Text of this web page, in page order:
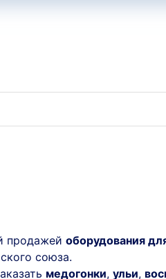
продажей оборудования
союза.
медогонки, ульи,